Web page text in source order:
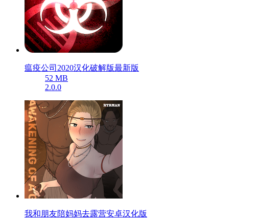
瘟疫公司2020汉化破解版最新版
52 MB
2.0.0
我和朋友陪妈妈去露营安卓汉化版